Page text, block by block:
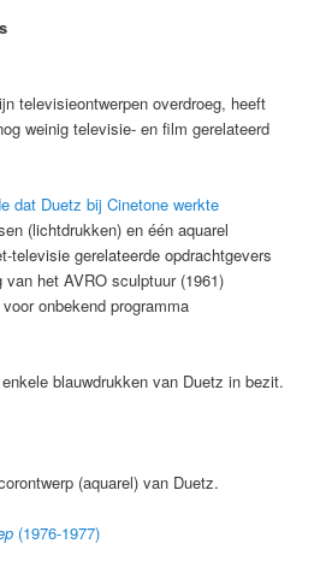
televisieontwerpen overdroeg, heeft
weinig televisie- en film gerelateerd
dat Duetz bij Cinetone werkte
(lichtdrukken) en één aquarel
televisie gerelateerde opdrachtgevers
van het AVRO sculptuur (1961)
onbekend programma
blauwdrukken van Duetz in bezit.
(aquarel) van Duetz.
(1976-1977)